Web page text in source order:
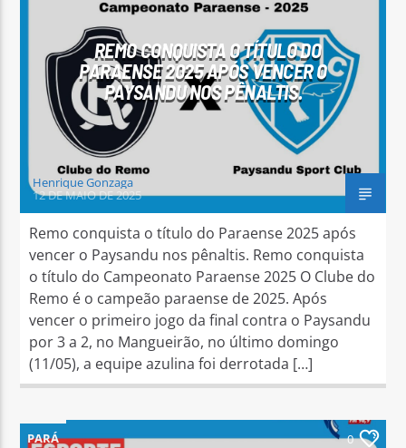
Arara Azul FM
REMO CONQUISTA O TÍTULO DO
PARAENSE 2025 APÓS VENCER O
PAYSANDU NOS PÊNALTIS.
Henrique Gonzaga
12 DE MAIO DE 2025
Remo conquista o título do Paraense 2025 após
vencer o Paysandu nos pênaltis. Remo conquista
o título do Campeonato Paraense 2025 O Clube do
Remo é o campeão paraense de 2025. Após
vencer o primeiro jogo da final contra o Paysandu
por 3 a 2, no Mangueirão, no último domingo
(11/05), a equipe azulina foi derrotada […]
PARÁ 0